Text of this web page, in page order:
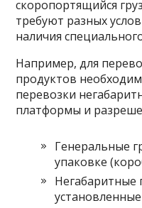
скоропортящийся
требуют разных
наличия
Например, для
продуктов
перевозки
платформы и
Генеральные
упаковке